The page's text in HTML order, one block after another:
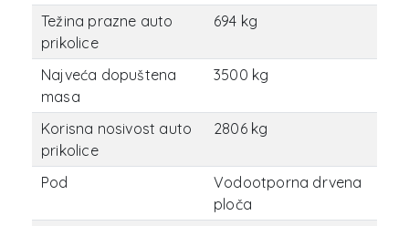
Težina prazne auto
prikolice
694 kg
Najveća dopuštena
masa
3500 kg
Korisna nosivost auto
prikolice
2806 kg
Pod
Vodootporna drvena
ploča